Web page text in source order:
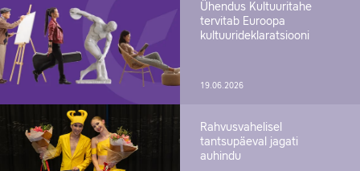
Ühendus Kultuuritahe
tervitab Euroopa
kultuurideklaratsiooni
19.06.2026
Rahvusvahelisel
tantsupäeval jagati
auhindu